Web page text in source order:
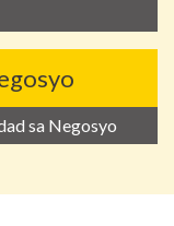
sa Negosyo